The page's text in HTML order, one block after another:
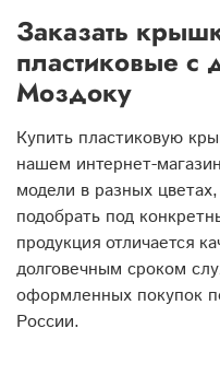
Заказать
пластиковые с
Моздоку
Купить пластиковую
нашем интернет-
модели в разных
подобрать под
продукция отличается
долговечным сроком
оформленных покупок
России.